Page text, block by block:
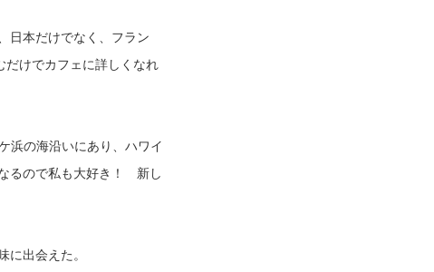
日本だけでなく、フラン
だけでカフェに詳しくなれ
浜の海沿いにあり、ハワイ
るので私も大好き！ 新し
出会えた。